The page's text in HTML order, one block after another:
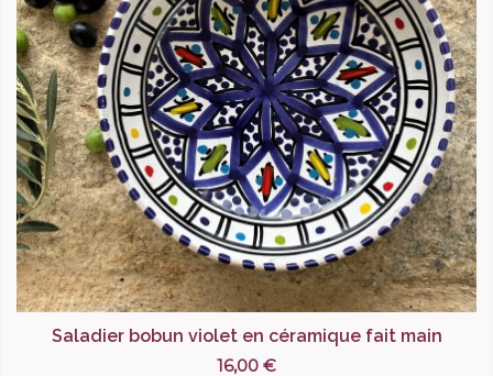
Saladier bobun violet en céramique fait main
16,00 €